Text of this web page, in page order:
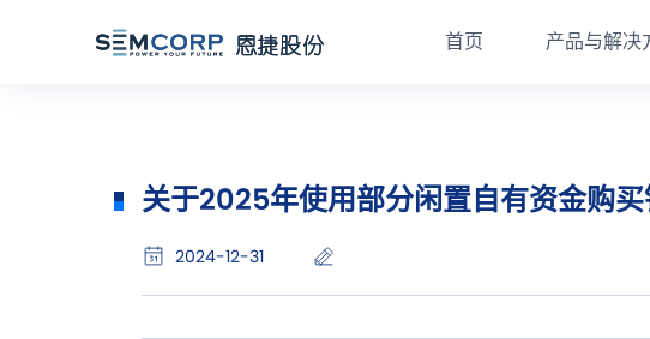
首页 产品与解决
关于2025年使用部分闲置自有资金购
2024-12-31